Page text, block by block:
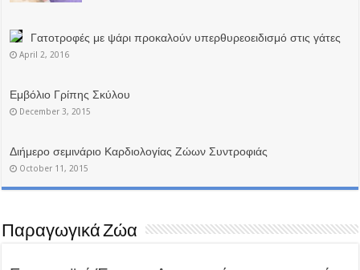
Γατοτροφές με ψάρι προκαλούν υπερθυρεοειδισμό στις γάτες
April 2, 2016
Εμβόλιο Γρίπης Σκύλου
December 3, 2015
Διήμερο σεμινάριο Καρδιολογίας Ζώων Συντροφιάς
October 11, 2015
Παραγωγικά Ζώα